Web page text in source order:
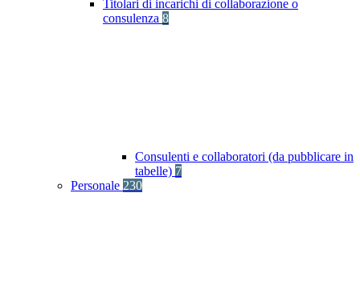
Titolari di incarichi di collaborazione o
consulenza 8
Consulenti e collaboratori (da pubblicare in
tabelle) 7
Personale 230